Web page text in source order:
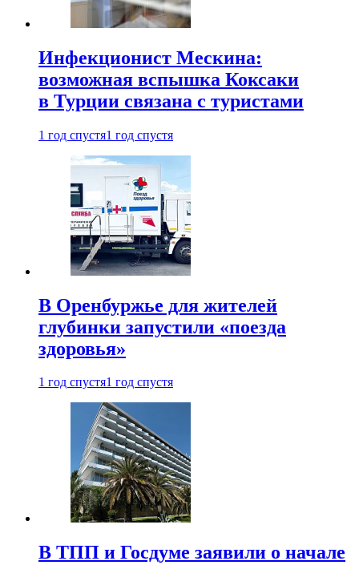
Инфекционист Мескина:
возможная вспышка Коксаки
в Турции связана с туристами
1 год спустя1 год спустя
В Оренбуржье для жителей
глубинки запустили «поезда
здоровья»
1 год спустя1 год спустя
В ТПП и Госдуме заявили о начале